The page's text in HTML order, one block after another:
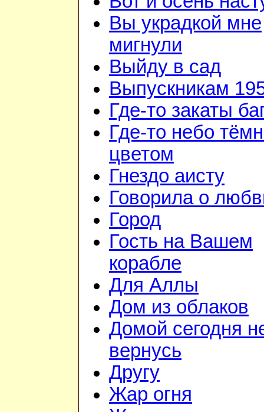
Вы украдкой мне
мигнули
Выйду в сад
Выпускникам
Где-то закаты
Где-то небо
цветом
Гнездо аисту
Говорила о
Город
Гость на Вашем
корабле
Для Аллы
Дом из облаков
Домой сегодня
вернусь
Другу
Жар огня